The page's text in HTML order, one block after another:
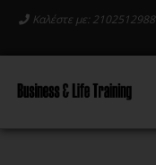
Καλέστε με: 2102512988